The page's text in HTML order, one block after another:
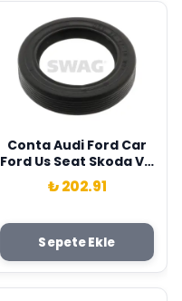
5Q0698451C-
3Q0698451F
Conta Audi Ford Car
Ford Us Seat Skoda Vw
Volvo Car Swag
026103085-
026103085E-026
₺ 202.91
Sepete Ekle